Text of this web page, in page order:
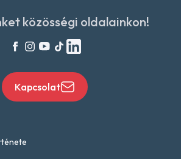
közösségi oldalainkon!
Kapcsolat